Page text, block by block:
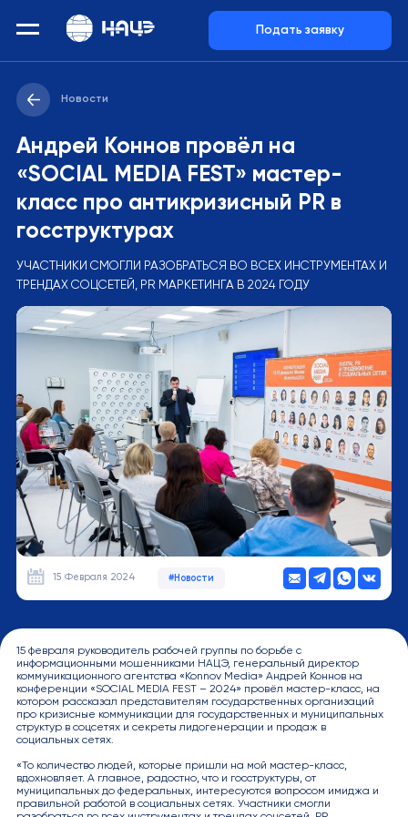
Подать заявку
Новости
Андрей Коннов провёл на
«SOCIAL MEDIA FEST» мастер-
класс про антикризисный PR в
госструктурах
УЧАСТНИКИ СМОГЛИ РАЗОБРАТЬСЯ ВО ВСЕХ ИНСТРУМЕНТАХ И
ТРЕНДАХ СОЦСЕТЕЙ, PR МАРКЕТИНГА В 2024 ГОДУ
15 Февраля 2024 #Новости
15 февраля руководитель рабочей группы по борьбе с
информационными мошенниками НАЦЭ, генеральный директор
коммуникационного агентства «Konnov Media» Андрей Коннов на
конференции «SOCIAL MEDIA FEST – 2024» провёл мастер-класс, на
котором рассказал представителям государственных организаций
про кризисные коммуникации для государственных и муниципальных
структур в соцсетях и секреты лидогенерации и продаж в
социальных сетях.
«То количество людей, которые пришли на мой мастер-класс,
вдохновляет. А главное, радостно, что и госструктуры, от
муниципальных до федеральных, интересуются вопросом имиджа и
правильной работой в социальных сетях. Участники смогли